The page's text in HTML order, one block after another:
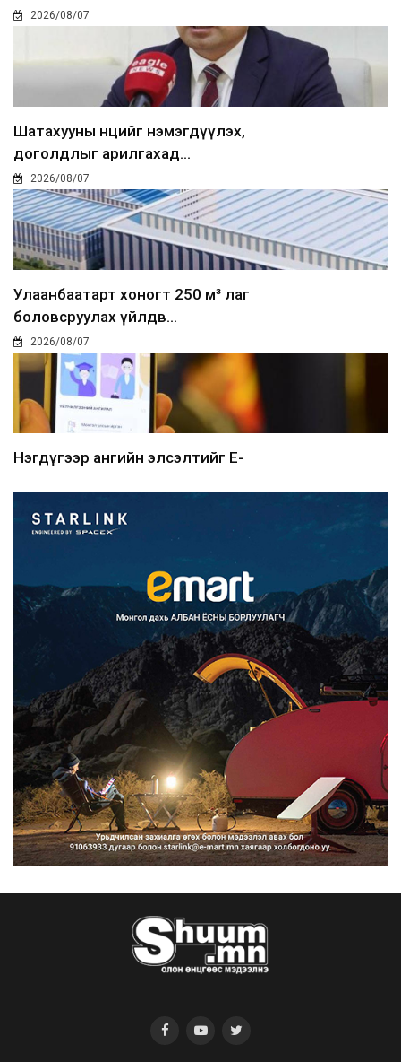
2026/08/07
Шатахууны нөөцийг нэмэгдүүлэх,
доголдлыг арилгахад...
2026/08/07
Улаанбаатарт хоногт 250 м³ лаг
боловсруулах үйлдв...
2026/08/07
Нэгдүгээр ангийн элсэлтийг E-
Францад иргэд рүү зөвшөөрөлгүй
сурталчилгааны дууд...
2026/08/07
Нийтийн тээврийн Ч:19А чиглэлийн
замналд түр хугац...
2026/08/07
Автомашины улсын дугаар сондгой
тоогоор төгссөн бо...